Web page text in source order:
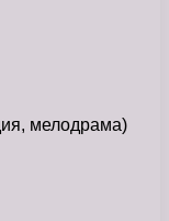
мелодрама)